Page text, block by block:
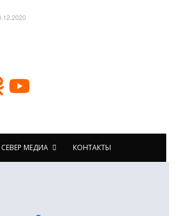
СЕВЕР МЕДИА КОНТАКТЫ